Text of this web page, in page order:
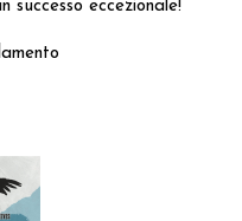
successo eccezionale!